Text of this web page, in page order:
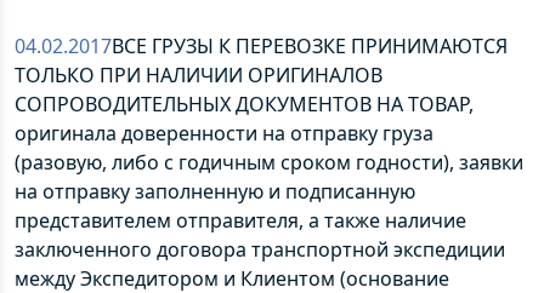
04.02.2017ВСЕ ГРУЗЫ К ПЕРЕВОЗКЕ ПРИНИМАЮТСЯ
ТОЛЬКО ПРИ НАЛИЧИИ ОРИГИНАЛОВ
СОПРОВОДИТЕЛЬНЫХ ДОКУМЕНТОВ НА ТОВАР,
оригинала доверенности на отправку груза
(разовую, либо с годичным сроком годности), заявки
на отправку заполненную и подписанную
представителем отправителя, а также наличие
заключенного договора транспортной экспедиции
между Экспедитором и Клиентом (основание